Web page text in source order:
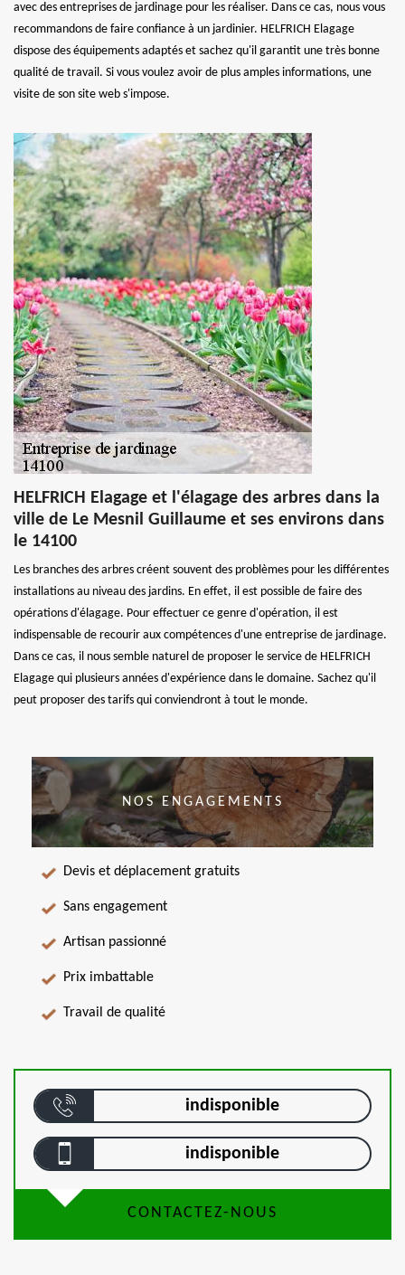
avec des entreprises de jardinage pour les réaliser. Dans ce cas, nous vous
recommandons de faire confiance à un jardinier. HELFRICH Elagage
dispose des équipements adaptés et sachez qu'il garantit une très bonne
qualité de travail. Si vous voulez avoir de plus amples informations, une
visite de son site web s'impose.
HELFRICH Elagage et l'élagage des arbres dans la
ville de Le Mesnil Guillaume et ses environs dans
le 14100
Les branches des arbres créent souvent des problèmes pour les différentes
installations au niveau des jardins. En effet, il est possible de faire des
opérations d'élagage. Pour effectuer ce genre d'opération, il est
indispensable de recourir aux compétences d'une entreprise de jardinage.
Dans ce cas, il nous semble naturel de proposer le service de HELFRICH
Elagage qui plusieurs années d'expérience dans le domaine. Sachez qu'il
peut proposer des tarifs qui conviendront à tout le monde.
NOS ENGAGEMENTS
Devis et déplacement gratuits
Sans engagement
Artisan passionné
Prix imbattable
Travail de qualité
indisponible
indisponible
CONTACTEZ-NOUS